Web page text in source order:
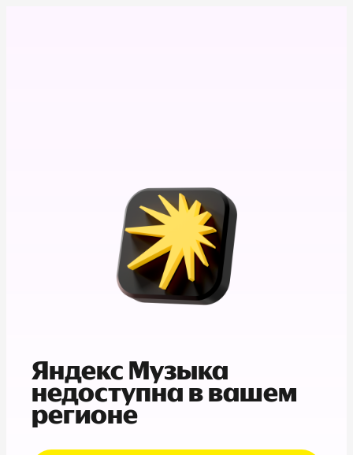
Яндекс Музыка
недоступна в вашем
регионе